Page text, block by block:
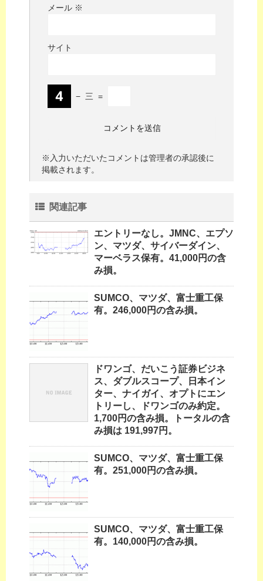
メール ※
サイト
− 三 =
※入力いただいたコメントは管理者の承認後に
掲載されます。
関連記事
エントリーなし。JMNC、エプソ
ン、マツダ、サイバーダイン、
マーベラス保有。41,000円の含
み損。
SUMCO、マツダ、富士重工保
有。246,000円の含み損。
ドワンゴ、だいこう証券ビジネ
ス、ダブルスコープ、日本イン
ター、ナイガイ、オプトにエン
トリーし、ドワンゴのみ約定。
1,700円の含み損。トータルの含
み損は 191,997円。
SUMCO、マツダ、富士重工保
有。251,000円の含み損。
SUMCO、マツダ、富士重工保
有。140,000円の含み損。